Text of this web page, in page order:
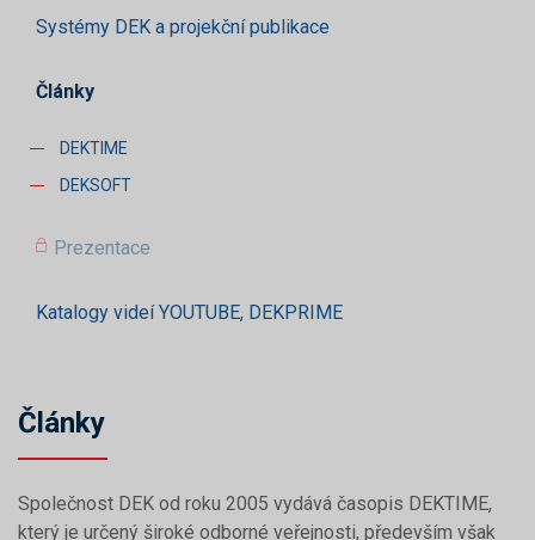
Systémy DEK a projekční publikace
Články
DEKTIME
DEKSOFT
Prezentace
Katalogy videí YOUTUBE, DEKPRIME
Články
Společnost DEK od roku 2005 vydává časopis DEKTIME,
který je určený široké odborné veřejnosti, především však